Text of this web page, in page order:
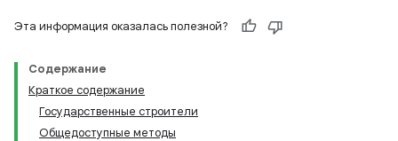
Эта информация оказалась полезной?
Содержание
Краткое содержание
Государственные строители
Общедоступные методы